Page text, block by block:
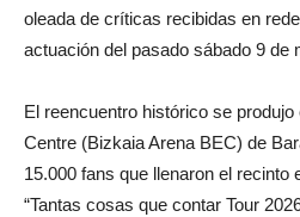
oleada de críticas recibidas en
actuación del pasado sábado 9 de
El reencuentro histórico se
Centre (Bizkaia Arena BEC) de
15.000 fans que llenaron el recinto
“Tantas cosas que contar Tour